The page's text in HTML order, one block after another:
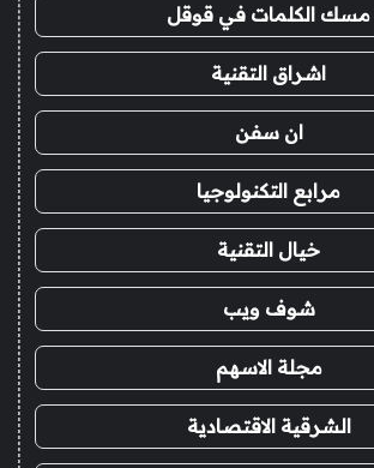
مسك الكلمات في قوقل
اشراق التقنية
ان سفن
مرابع التكنولوجيا
خيال التقنية
شوف ويب
مجلة الاسهم
الشرقية الاقتصادية